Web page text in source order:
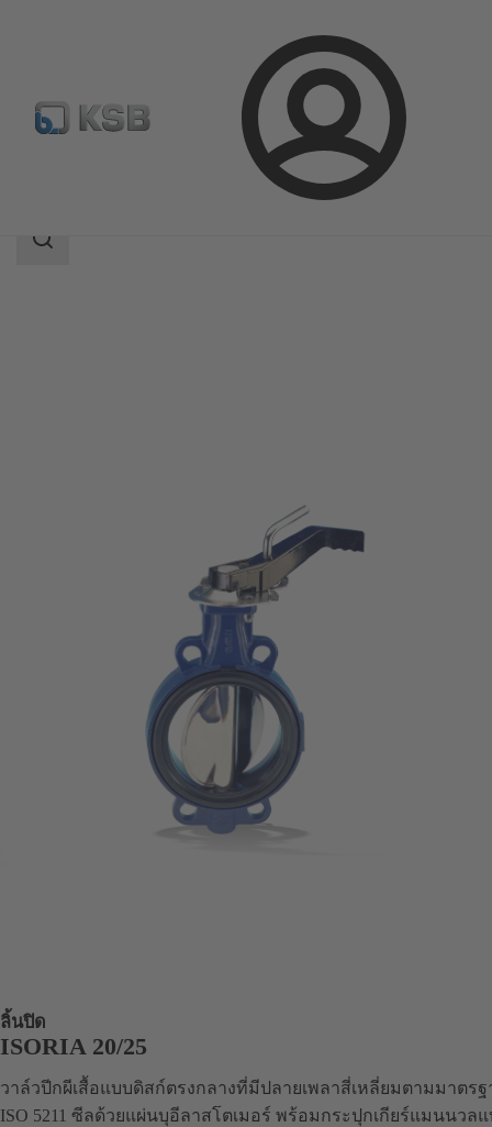
ล็อกอิน
แค็ตตาล็อกผลิตภัณฑ์ ISORIA 20/25
ขอบเขต
ลิ้นปิด
ISORIA 20/25
วาล์วปีกผีเสื้อแบบดิสก์ตรงกลางที่มีปลายเพลาสี่เหลี่ยมตามมาตรฐ
ISO 5211 ซีลด้วยแผ่นบุอีลาสโตเมอร์ พร้อมกระปุกเกียร์แมนนวล